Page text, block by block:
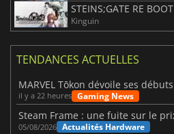
STEINS;GATE RE BOOT
Kinguin
TENDANCES ACTUELLES
il y a 22 heures Gaming News
05/08/2026 Actualités Hardware